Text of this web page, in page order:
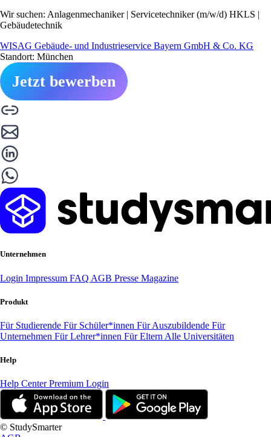
Wir suchen: Anlagenmechaniker | Servicetechniker (m/w/d) HKLS |
Gebäudetechnik
WISAG Gebäude- und Industrieservice Bayern GmbH & Co. KG
Standort: München
Jetzt bewerben
Unternehmen
Login Impressum FAQ AGB Presse Magazine
Produkt
Für Studierende Für Schüler*innen Für Auszubildende Für
Unternehmen Für Lehrer*innen Für Eltern Alle Universitäten
Help
Help CenterPremium Login
© StudySmarter